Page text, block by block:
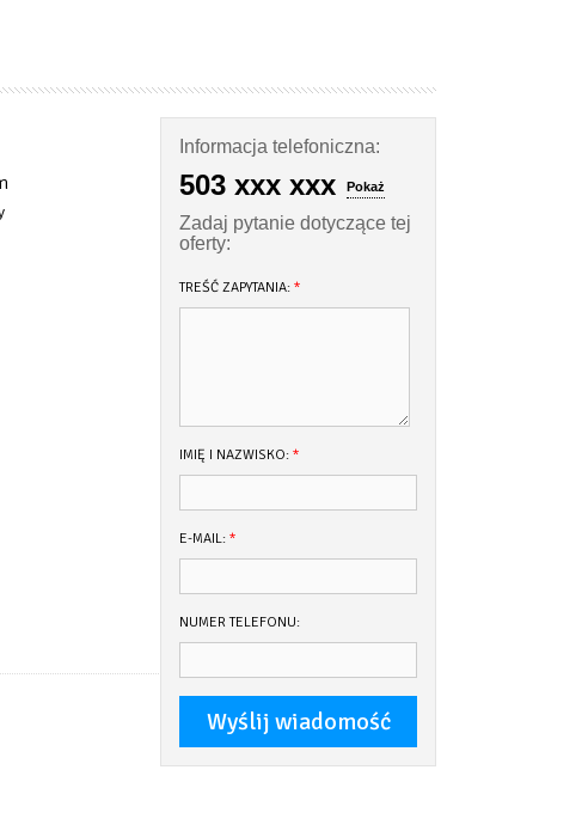
Informacja telefoniczna:
503 xxx xxx Pokaż
Zadaj pytanie dotyczące tej
oferty:
TREŚĆ ZAPYTANIA: *
IMIĘ I NAZWISKO: *
E-MAIL: *
NUMER TELEFONU: